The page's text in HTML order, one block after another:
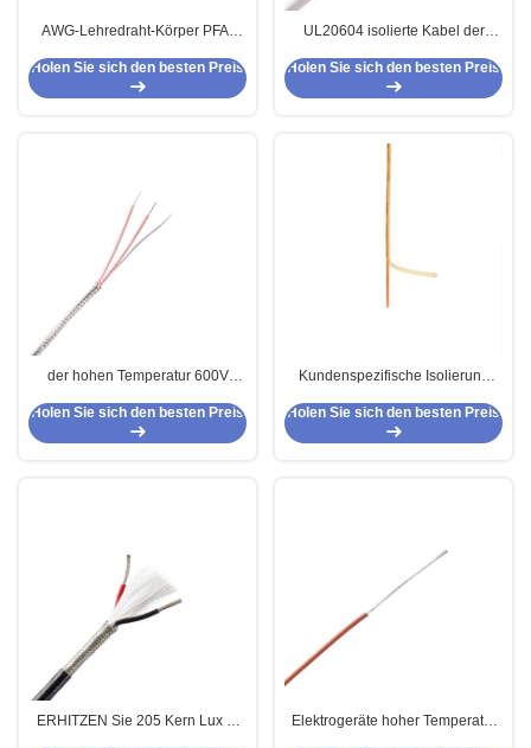
AWG-Lehredraht-Körper PFA-
an
Holen Sie sich den besten Preis
UL20604 isolierte Kabel der
Beleuchten von AWG-Lehre 2 x
18
Holen Sie sich den besten Preis
der hohen Temperatur 600V
Silber-Kupfer an
Holen Sie sich den besten Preis
Kundenspezifische Isolierung
hohen Temperatur
Holen Sie sich den besten Preis
ERHITZEN Sie 205 Kern Lux 2,
Elektrogeräte hoher Temperatur